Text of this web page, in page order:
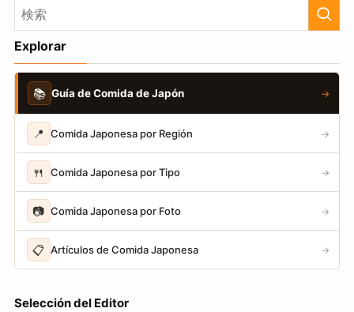
Explorar
📚 Guía de Comida de Japón →
📍 Comida Japonesa por Región →
🍴 Comida Japonesa por Tipo →
📷 Comida Japonesa por Foto →
📋 Artículos de Comida Japonesa →
Selección del Editor